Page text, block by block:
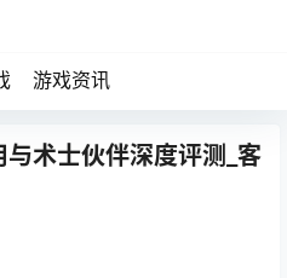
游戏资讯
术士伙伴深度评测_客